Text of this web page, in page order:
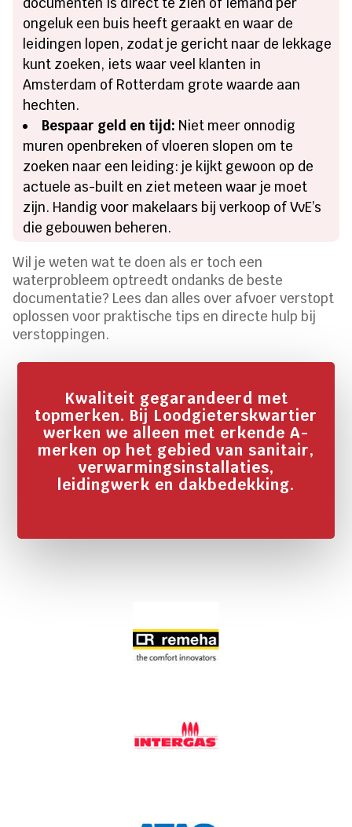
ongeluk een buis heeft geraakt en waar de
leidingen lopen, zodat je gericht naar de lekkage
kunt zoeken, iets waar veel klanten in
Amsterdam of Rotterdam grote waarde aan
hechten.
Bespaar geld en tijd: Niet meer onnodig
muren openbreken of vloeren slopen om te
zoeken naar een leiding: je kijkt gewoon op de
actuele as-built en ziet meteen waar je moet
zijn. Handig voor makelaars bij verkoop of VvE’s
die gebouwen beheren.
Wil je weten wat te doen als er toch een
waterprobleem optreedt ondanks de beste
documentatie? Lees dan alles over afvoer verstopt
oplossen voor praktische tips en directe hulp bij
verstoppingen.
Kwaliteit gegarandeerd met
topmerken. Bij Loodgieterskwartier
werken we alleen met erkende A-
merken op het gebied van sanitair,
verwarmingsinstallaties,
leidingwerk en dakbedekking.